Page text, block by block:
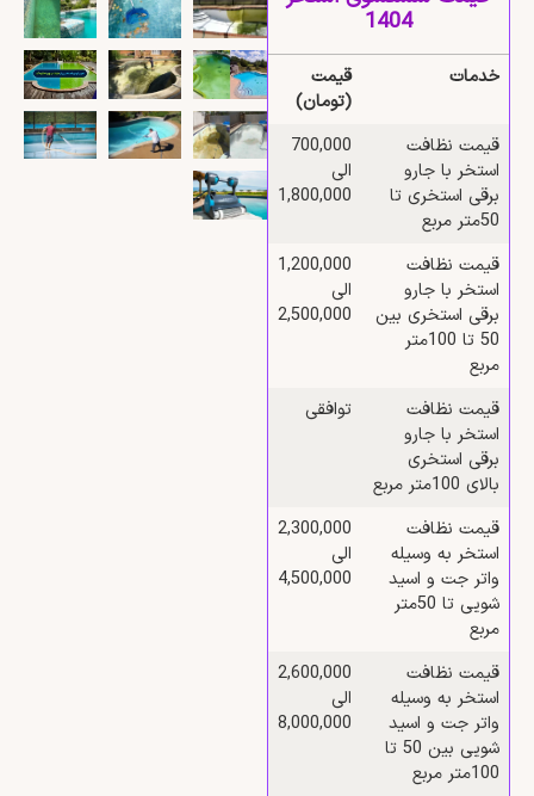
1404
خدمات
قیمت
(تومان)
قیمت نظافت
استخر با جارو
برقی استخری تا
50متر مربع
700,000
الی
1,800,000
قیمت نظافت
استخر با جارو
برقی استخری بین
50 تا 100متر
مربع
1,200,000
الی
2,500,000
قیمت نظافت
استخر با جارو
برقی استخری
بالای 100متر مربع
توافقی
قیمت نظافت
استخر به وسیله
واتر جت و اسید
شویی تا 50متر
مربع
2,300,000
الی
4,500,000
قیمت نظافت
استخر به وسیله
واتر جت و اسید
شویی بین 50 تا
100متر مربع
2,600,000
الی
8,000,000